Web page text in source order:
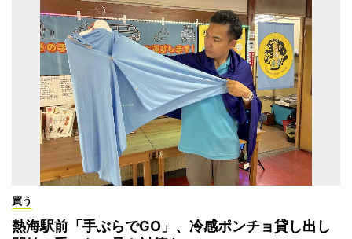
買う
熱海駅前「手ぶらでGO」、冷感ポンチョ貸し出し